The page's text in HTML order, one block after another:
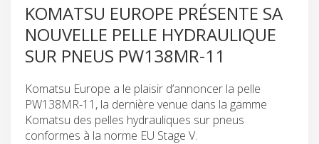
KOMATSU EUROPE PRÉSENTE SA
NOUVELLE PELLE HYDRAULIQUE
SUR PNEUS PW138MR-11
Komatsu Europe a le plaisir d’annoncer la pelle
PW138MR-11, la dernière venue dans la gamme
Komatsu des pelles hydrauliques sur pneus
conformes à la norme EU Stage V.